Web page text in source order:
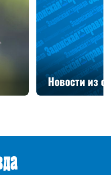
Новости из